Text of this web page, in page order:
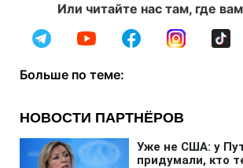
Или читайте нас там, где
Больше по теме: